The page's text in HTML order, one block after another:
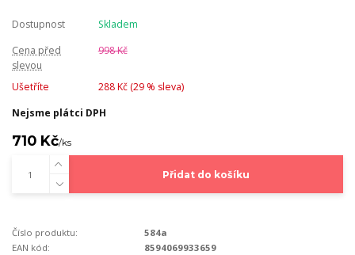
Dostupnost
Skladem
Cena před
slevou
998 Kč
Ušetříte 288 Kč (29% sleva)
Nejsme plátci DPH
710 Kč/ks
Přidat do košíku
Číslo produktu:
584a
EAN kód:
8594069933659